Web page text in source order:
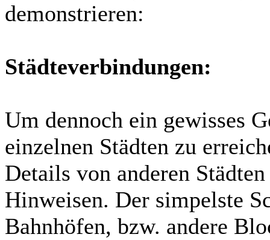
demonstrieren:
Städteverbindungen:
Um dennoch ein gewisses
einzelnen Städten zu
Details von anderen
Hinweisen. Der simpelste
Bahnhöfen, bzw. andere